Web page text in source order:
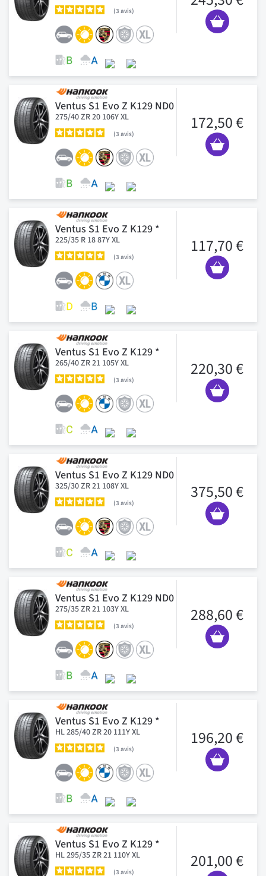
3 avis
Ventus S1 Evo Z K129 ND0
275/40 ZR 20 106Y XL
3 avis
172,50 €
Ventus S1 Evo Z K129 *
225/35 R 18 87Y XL
3 avis
117,70 €
Ventus S1 Evo Z K129 *
265/40 ZR 21 105Y XL
3 avis
220,30 €
Ventus S1 Evo Z K129 ND0
325/30 ZR 21 108Y XL
3 avis
375,50 €
Ventus S1 Evo Z K129 ND0
275/35 ZR 21 103Y XL
3 avis
288,60 €
Ventus S1 Evo Z K129 *
HL 285/40 ZR 20 111Y XL
3 avis
196,20 €
Ventus S1 Evo Z K129 *
HL 295/35 ZR 21 110Y XL
3 avis
201,00 €